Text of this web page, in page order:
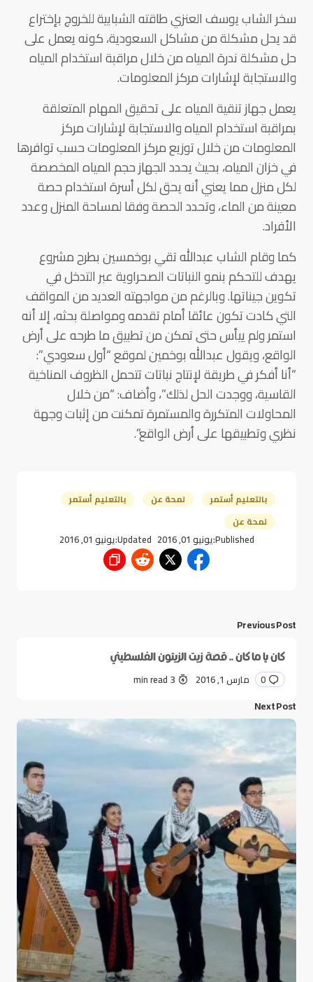
سخر الشاب يوسف العنزي طاقته الشبابية للخروج بإختراع
قد يحل مشكلة من مشاكل السعودية، كونه يعمل على
حل مشكلة ندرة المياه من خلال مراقبة استخدام المياه
والاستجابة لإشارات مركز المعلومات.
يعمل جهاز تنقية المياه على تحقيق المهام المتعلقة
بمراقبة استخدام المياه والاستجابة لإشارات مركز
المعلومات من خلال توزيع مركز المعلومات حسب توافرها
في خزان المياه، بحيث يحدد الجهاز حجم المياه المخصصة
لكل منزل مما يعني أنه يحق لكل أسرة استخدام حصة
معينة من الماء، وتحدد الحصة وفقا لمساحة المنزل وعدد
الأفراد.
كما وقام الشاب عبدالله تقي بوخمسين بطرح مشروع
يهدف للتحكم بنمو النباتات الصحراوية عبر التدخل في
تكوين جيناتها. وبالرغم من مواجهته العديد من المواقف
التي كادت تكون عائقا أمام تقدمه ومواصلة بحثه، إلا أنه
استمر ولم ييأس حتى تمكن من تطبيق ما طرحه على أرض
الواقع، ويقول عبدالله بوخمين لموقع “أول سعودي”:
“أنا أفكر في طريقة لإنتاج نباتات تتحمل الظروف المناخية
القاسية، ووجدت الحل لذلك”، وأضاف: “من خلال
المحاولات المتكررة والمستمرة تمكنت من إثبات وجهة
نظري وتطبيقها على أرض الواقع”.
بالتعليم أستمر لمحة عن
بالتعليم أستمر
لمحة عن
Published:يونيو 01, 2016 Updated:يونيو 01, 2016
Previous Post
كان يا ما كان .. قصة زيت الزيتون الفلسطيني
0 مارس 1, 2016 3 min read
Next Post